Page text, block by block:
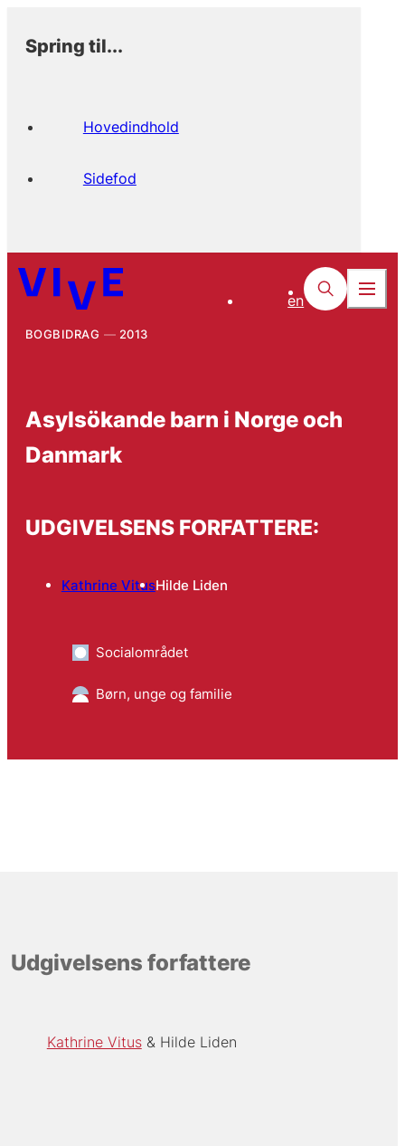
Spring til...
Hovedindhold
Sidefod
en
BOGBIDRAG 2013
Asylsökande barn i Norge och
Danmark
UDGIVELSENS FORFATTERE:
Kathrine VitusHilde Liden
Socialområdet
Børn, unge og familie
Udgivelsens forfattere
Kathrine Vitus Hilde Liden